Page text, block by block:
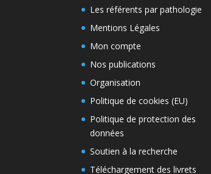
Les référents par pathologie
Mentions Légales
Mon compte
Nos publications
Organisation
Politique de cookies (EU)
Politique de protection des
données
Soutien à la recherche
Téléchargement des livrets